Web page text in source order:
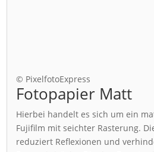
© PixelfotoExpress
Fotopapier Matt
Hierbei handelt es sich um ein
Fujifilm mit seichter Rasterung.
reduziert Reflexionen und